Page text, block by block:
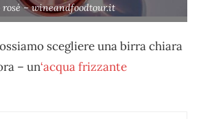
– wineandfoodtour.it
scegliere una birra chiara
– un‘acqua frizzante